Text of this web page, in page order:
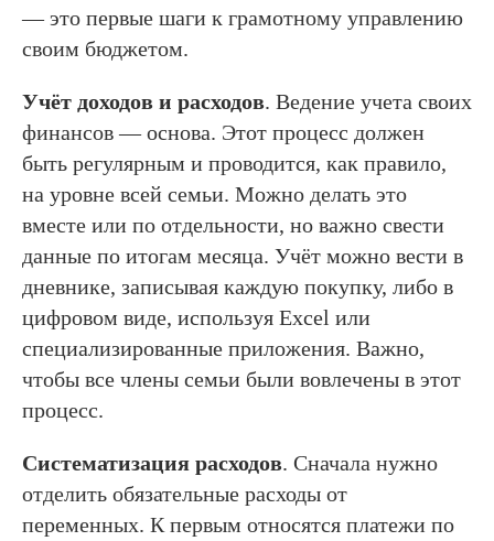
— это первые шаги к грамотному управлению
своим бюджетом.
Учёт доходов и расходов. Ведение учета своих
финансов — основа. Этот процесс должен
быть регулярным и проводится, как правило,
на уровне всей семьи. Можно делать это
вместе или по отдельности, но важно свести
данные по итогам месяца. Учёт можно вести в
дневнике, записывая каждую покупку, либо в
цифровом виде, используя Excel или
специализированные приложения. Важно,
чтобы все члены семьи были вовлечены в этот
процесс.
Систематизация расходов. Сначала нужно
отделить обязательные расходы от
переменных. К первым относятся платежи по